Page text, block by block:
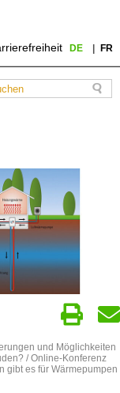
DE FR
und Möglichkeiten
/ Online-Konferenz
gibt es für Wärmepumpen